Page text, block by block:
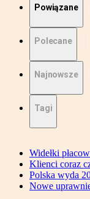
Powiązane
Polecane
Najnowsze
Tagi
Widełki
Klienci coraz
Polska wyda
Nowe